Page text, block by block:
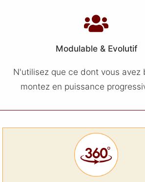
Modulable & Evolutif
N'utilisez que ce dont vous avez
montez en puissance